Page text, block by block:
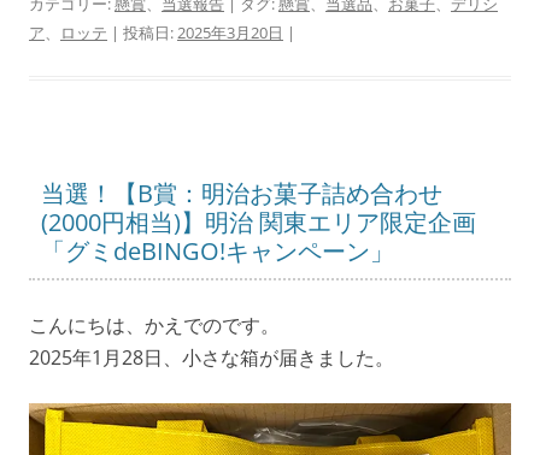
ア、 ロッテ | 投稿日:2025年3月20日 |
当選！【B賞：明治お菓子詰め合わせ
(2000円相当)】明治 関東エリア限定企画
「グミdeBINGO!キャンペーン」
こんにちは、かえでのです。
2025年1月28日、小さな箱が届きました。